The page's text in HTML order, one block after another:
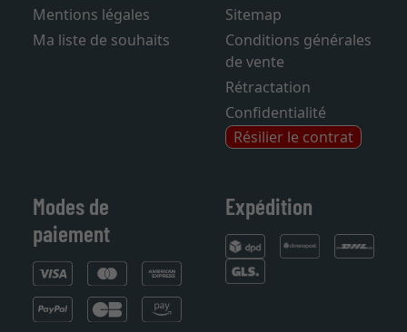
Mentions légales
Ma liste de souhaits
Sitemap
Conditions générales
de vente
Rétractation
Confidentialité
Résilier le contrat
Modes de
paiement
Expédition